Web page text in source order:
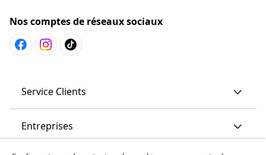
Nos comptes de réseaux sociaux
Service Clients
Entreprises